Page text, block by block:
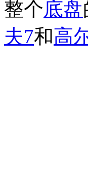
整个底盘
夫7和高